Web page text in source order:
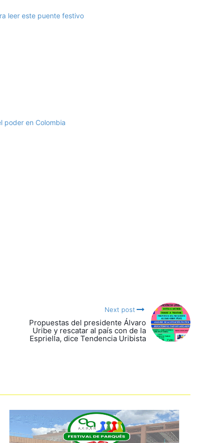
leer este puente festivo
poder en Colombia
Next post
Propuestas del presidente Álvaro
Uribe y rescatar al país con de la
Espriella, dice Tendencia Uribista